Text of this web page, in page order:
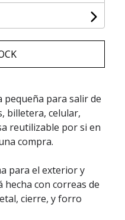
pequeña para salir de
billetera, celular,
reutilizable por si en
compra.
para el exterior y
con correas de
cierre, y forro